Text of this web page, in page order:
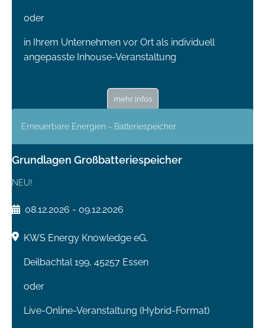
oder
in Ihrem Unternehmen vor Ort als individuell
angepasste Inhouse-Veranstaltung
mehr infos
Erneuerbare Energien - Batteriespeicher
Grundlagen Großbatteriespeicher
NEU!
08.12.2026 - 09.12.2026
KWS Energy Knowledge eG,
Deilbachtal 199, 45257 Essen
oder
Live-Online-Veranstaltung (Hybrid-Format)